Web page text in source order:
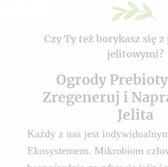
Czy Ty też borykasz się
jelitowymi?
Ogrody
Zregeneruj i
Jelita
Każdy z nas jest
Ekosystemem. Mikrobiom